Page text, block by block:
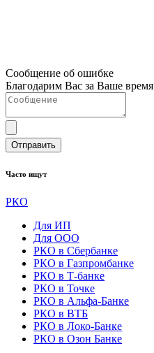
Сообщение об ошибке
Благодарим Вас за Ваше время
Отправить
Часто ищут
РКО
Для ИП
Для ООО
РКО в Сбербанке
РКО в Газпромбанке
РКО в Т-банке
РКО в Точке
РКО в Альфа-Банке
РКО в ВТБ
РКО в Локо-Банке
РКО в Озон Банке